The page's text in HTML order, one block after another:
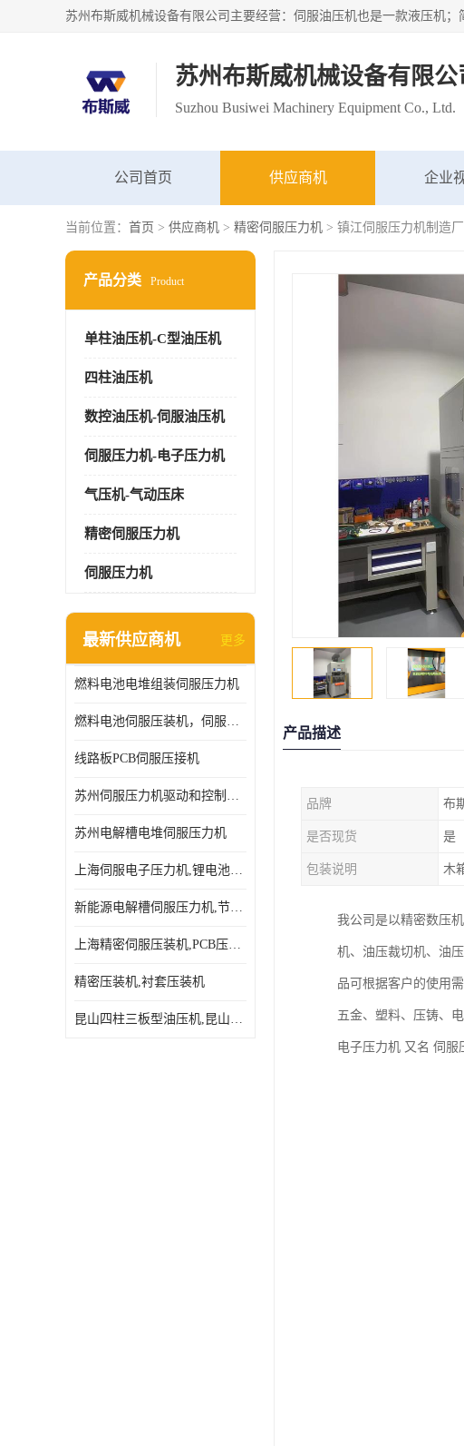
苏州布斯威机械设备有限公
Suzhou Busiwei Machinery Equipment Co., Ltd.
公司首页 供应商机 企业
当前位置： 首页 > 供应商机 > 精密伺服压力机 > 镇江伺服压力机制造
产品分类 Product
单柱油压机-C型油压机
四柱油压机
数控油压机-伺服油压机
伺服压力机-电子压力机
气压机-气动压床
精密伺服压力机
伺服压力机
最新供应商机 更多
燃料电池电堆组装伺服压力机
燃料电池伺服压装机，伺服压力机型号齐全
线路板PCB伺服压接机
苏州伺服压力机驱动和控制技术
苏州电解槽电堆伺服压力机
上海伺服电子压力机,锂电池伺服压力机 用途广发操作简单
新能源电解槽伺服压力机,节能效果达80%以上
上海精密伺服压装机,PCB压接机,线路板压接机
精密压装机,衬套压装机
昆山四柱三板型油压机,昆山精密伺服压力机
产品描述
品牌 布
是否现货 是
包装说明 木
我公司是以精密数压
机、油压裁切机、油
品可根据客户的使用
五金、塑料、压铸、
电子压力机 又名 伺服